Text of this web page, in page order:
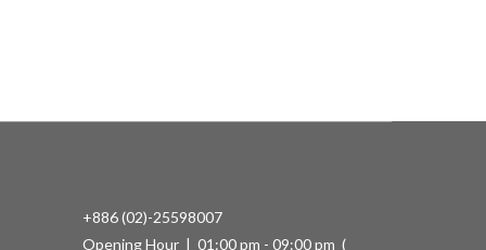
+886 (02)-25598007
Opening Hour | 01:00 pm - 09:00 pm (